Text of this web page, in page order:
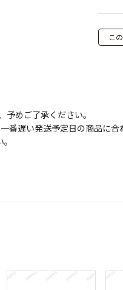
こ
めご了承ください。
遅い発送予定日の商品に合